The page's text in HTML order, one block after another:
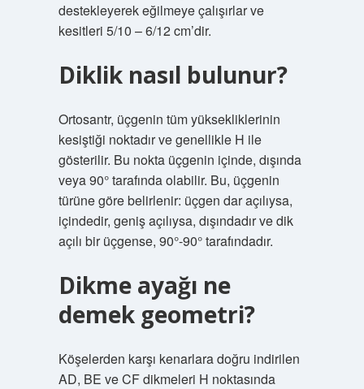
destekleyerek eğilmeye çalışırlar ve
kesitleri 5/10 – 6/12 cm’dir.
Diklik nasıl bulunur?
Ortosantr, üçgenin tüm yüksekliklerinin
kesiştiği noktadır ve genellikle H ile
gösterilir. Bu nokta üçgenin içinde, dışında
veya 90° tarafında olabilir. Bu, üçgenin
türüne göre belirlenir: üçgen dar açılıysa,
içindedir, geniş açılıysa, dışındadır ve dik
açılı bir üçgense, 90°-90° tarafındadır.
Dikme ayağı ne
demek geometri?
Köşelerden karşı kenarlara doğru indirilen
AD, BE ve CF dikmeleri H noktasında